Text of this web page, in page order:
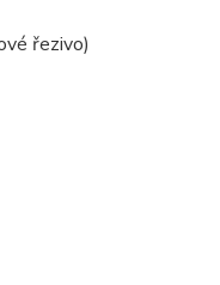
řezivo)